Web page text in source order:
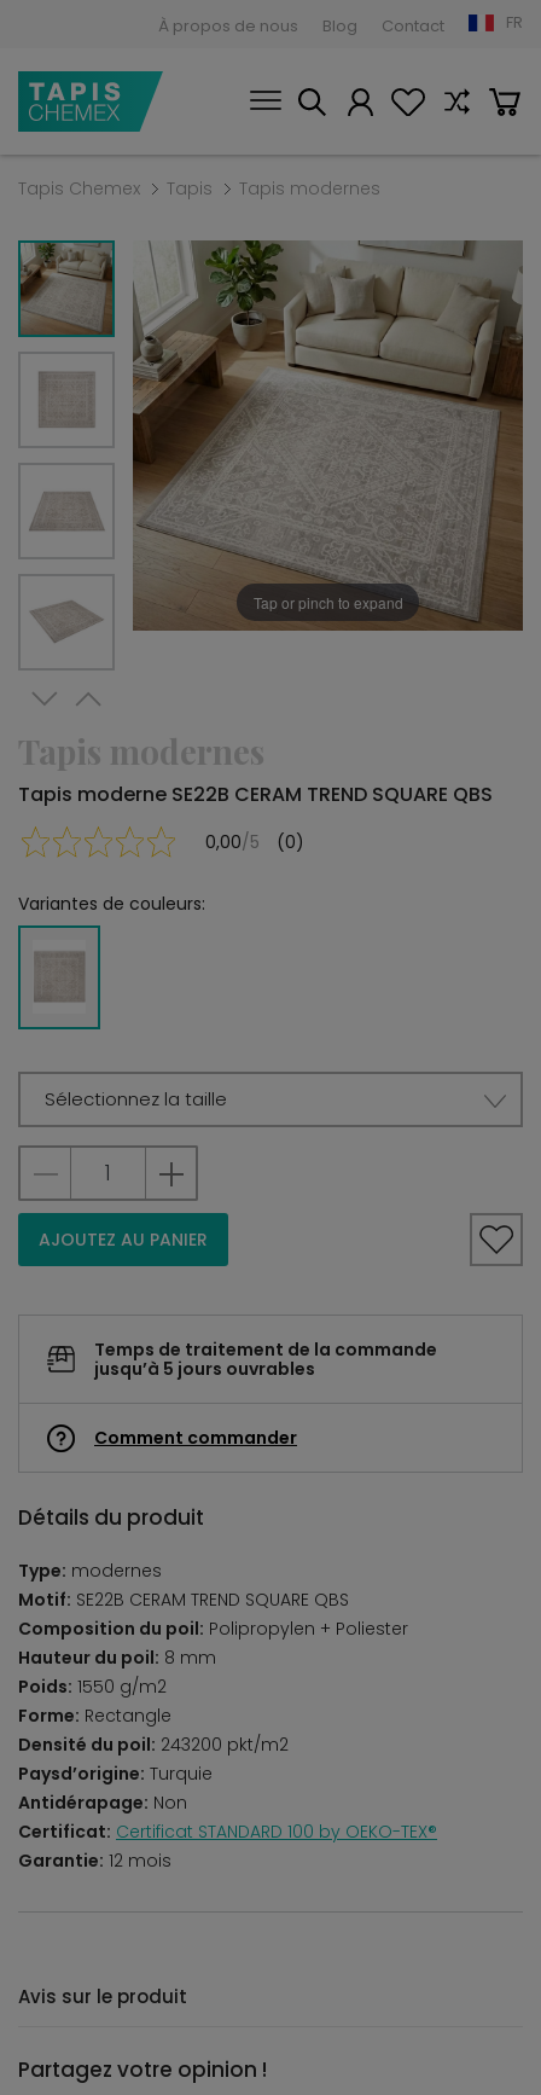
À propos de nous Blog Contact FR
Tapis Chemex Tapis Tapis modernes
Tap or pinch to expand
Tapis modernes
Tapis moderne SE22B CERAM TREND SQUARE QBS
0,00/5 (0)
Variantes de couleurs:
Sélectionnez la taille
AJOUTEZ AU PANIER
Temps de traitement de la commande
jusqu’à 5 jours ouvrables
Comment commander
Détails du produit
Type: modernes
Motif: SE22B CERAM TREND SQUARE QBS
Composition du poil: Polipropylen + Poliester
Hauteur du poil: 8 mm
Poids: 1550 g/m2
Forme: Rectangle
Densité du poil: 243200 pkt/m2
Paysd’origine: Turquie
Antidérapage: Non
Certificat: Certificat STANDARD 100 by OEKO-TEX®
Garantie: 12 mois
Avis sur le produit
Partagez votre opinion !